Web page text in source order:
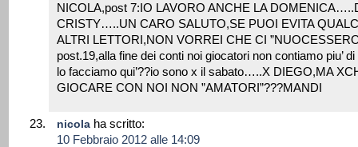
NICOLA,post 7:IO LAVORO ANCHE LA
CRISTY…..UN CARO SALUTO,SE PUOI EVITA
ALTRI LETTORI,NON VORREI CHE CI
post.19,alla fine dei conti noi giocatori non contiamo piu’
lo facciamo qui’??io sono x il sabato…..X DIEGO,MA
GIOCARE CON NOI NON ”AMATORI”???MANDI
nicola ha scritto:
10 Febbraio 2012 alle 14:09